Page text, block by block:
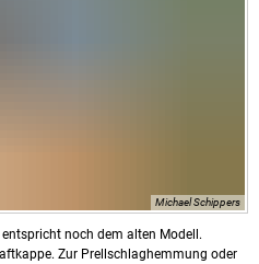
Michael Schippers
noch dem alten Modell.
Zur Prellschlaghemmung oder